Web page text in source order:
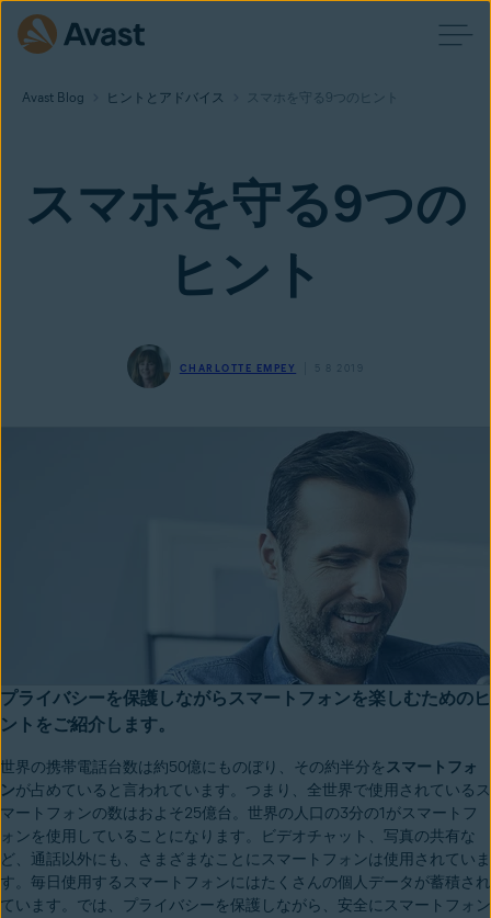
Avast Blog ヒントとアドバイス スマホを守る9つのヒント
スマホを守る9つの
ヒント
CHARLOTTE EMPEY 5 8 2019
プライバシーを保護しながらスマートフォンを楽しむためのヒ
ントをご紹介します。
世界の携帯電話台数は約50億にものぼり、その約半分をスマートフォ
ンが占めていると言われています。つまり、全世界で使用されているス
マートフォンの数はおよそ25億台。世界の人口の3分の1がスマートフ
ォンを使用していることになります。ビデオチャット、写真の共有な
ど、通話以外にも、さまざまなことにスマートフォンは使用されていま
す。毎日使用するスマートフォンにはたくさんの個人データが蓄積され
ています。では、プライバシーを保護しながら、安全にスマートフォン